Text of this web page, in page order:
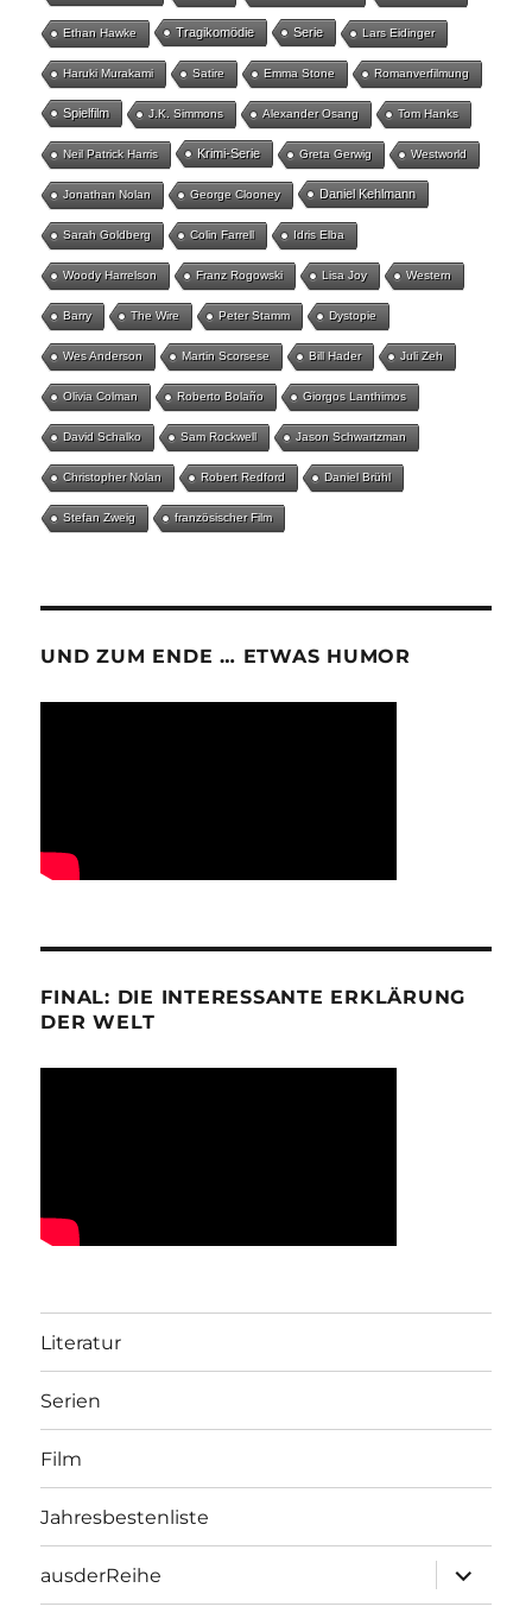
Ethan Hawke Tragikomödie Serie Lars Eidinger
Haruki Murakami Satire Emma Stone Romanverfilmung
Spielfilm J.K. Simmons Alexander Osang Tom Hanks
Neil Patrick Harris Krimi-Serie Greta Gerwig Westworld
Jonathan Nolan George Clooney Daniel Kehlmann
Sarah Goldberg Colin Farrell Idris Elba
Woody Harrelson Franz Rogowski Lisa Joy Western
Barry The Wire Peter Stamm Dystopie
Wes Anderson Martin Scorsese Bill Hader Juli Zeh
Olivia Colman Roberto Bolaño Giorgos Lanthimos
David Schalko Sam Rockwell Jason Schwartzman
Christopher Nolan Robert Redford Daniel Brühl
Stefan Zweig französischer Film
UND ZUM ENDE … ETWAS HUMOR
FINAL: DIE INTERESSANTE ERKLÄRUNG
DER WELT
Literatur
Serien
Film
Jahresbestenliste
ausderReihe
öffnen